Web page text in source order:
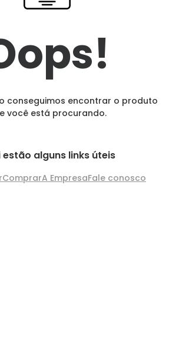
conseguimos encontrar o produto
você está procurando.
estão alguns links úteis
ComprarA EmpresaFale conosco